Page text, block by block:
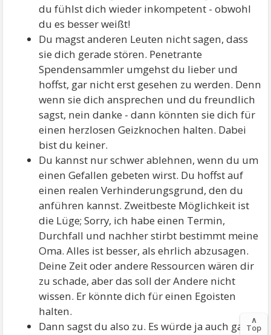
du fühlst dich wieder inkompetent - obwohl
du es besser weißt!
Du magst anderen Leuten nicht sagen, dass
sie dich gerade stören. Penetrante
Spendensammler umgehst du lieber und
hoffst, gar nicht erst gesehen zu werden. Denn
wenn sie dich ansprechen und du freundlich
sagst, nein danke - dann könnten sie dich für
einen herzlosen Geizknochen halten. Dabei
bist du keiner.
Du kannst nur schwer ablehnen, wenn du um
einen Gefallen gebeten wirst. Du hoffst auf
einen realen Verhinderungsgrund, den du
anführen kannst. Zweitbeste Möglichkeit ist
die Lüge; Sorry, ich habe einen Termin,
Durchfall und nachher stirbt bestimmt meine
Oma. Alles ist besser, als ehrlich abzusagen.
Deine Zeit oder andere Ressourcen wären dir
zu schade, aber das soll der Andere nicht
wissen. Er könnte dich für einen Egoisten
halten.
Dann sagst du also zu. Es würde ja auch ganz∧
Top